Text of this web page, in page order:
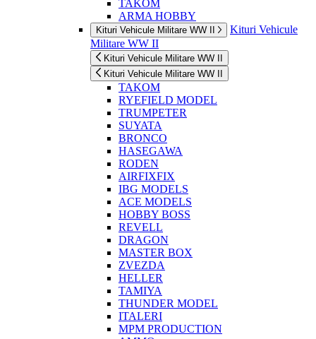
TAKOM
ARMA HOBBY
Kituri Vehicule Militare WW II
Kituri Vehicule
Militare WW II
Kituri Vehicule Militare WW II
Kituri Vehicule Militare WW II
TAKOM
RYEFIELD MODEL
TRUMPETER
SUYATA
BRONCO
HASEGAWA
RODEN
AIRFIXFIX
IBG MODELS
ACE MODELS
HOBBY BOSS
REVELL
DRAGON
MASTER BOX
ZVEZDA
HELLER
TAMIYA
THUNDER MODEL
ITALERI
MPM PRODUCTION